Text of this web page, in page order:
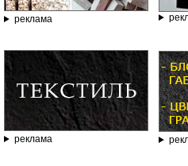
реклама
реклама